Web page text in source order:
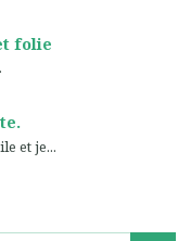
folie
et je...